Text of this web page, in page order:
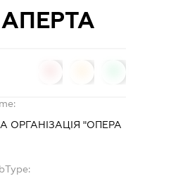
ОРГАНІЗАЦІЯ "ОПЕРА